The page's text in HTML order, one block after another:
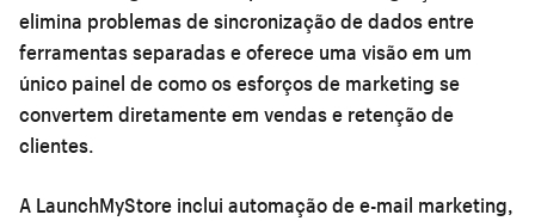
elimina problemas de sincronização de dados entre
ferramentas separadas e oferece uma visão em um
único painel de como os esforços de marketing se
convertem diretamente em vendas e retenção de
clientes.
A LaunchMyStore inclui automação de e-mail marketing,